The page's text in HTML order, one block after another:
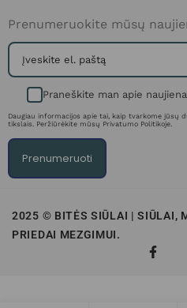
Prenumeruokite mūsų
Praneškite man apie
Daugiau informacijos apie tai, kaip tvarkome jūsų
tikslais. Peržiūrėkite mūsų Privatumo Politikoje.
Prenumeruoti
2025 © BITĖS SIŪLAI | SIŪLAI,
PRIEDAI MEZGIMUI.